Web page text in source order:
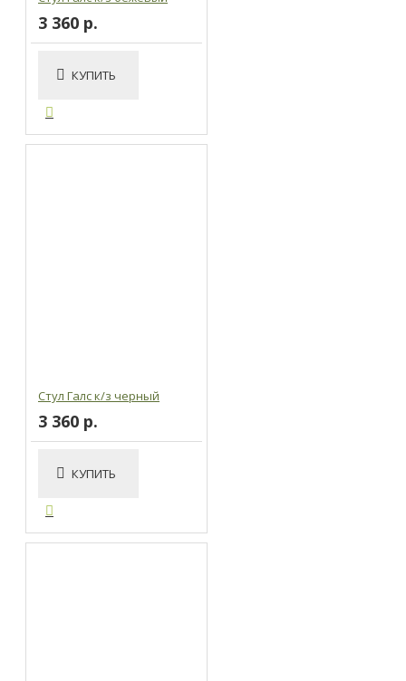
3 360 р.
КУПИТЬ
Стул Галс к/з черный
3 360 р.
КУПИТЬ